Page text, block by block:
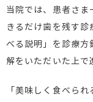
当院では、患者さま
きるだけ歯を残す
べる説明」を診療方
解をいただいた上で
「美味しく食べら